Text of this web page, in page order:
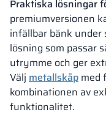
Praktiska lösningar
premiumversionen
infällbar bänk under
lösning som passar
utrymme och ger
Välj metallskåp med
kombinationen av
funktionalitet.